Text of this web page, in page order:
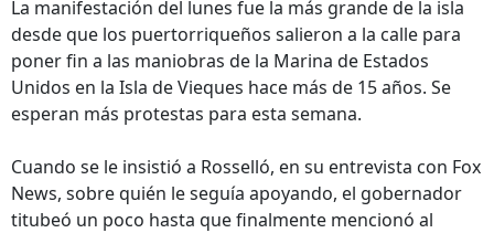
La manifestación del lunes fue la más grande de la isla
desde que los puertorriqueños salieron a la calle para
poner fin a las maniobras de la Marina de Estados
Unidos en la Isla de Vieques hace más de 15 años. Se
esperan más protestas para esta semana.
Cuando se le insistió a Rosselló, en su entrevista con Fox
News, sobre quién le seguía apoyando, el gobernador
titubeó un poco hasta que finalmente mencionó al